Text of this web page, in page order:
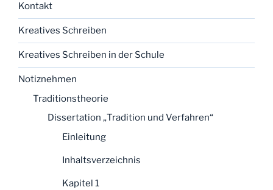
Kontakt
Kreatives Schreiben
Kreatives Schreiben in der Schule
Notiznehmen
Traditionstheorie
Dissertation „Tradition und Verfahren“
Einleitung
Inhaltsverzeichnis
Kapitel 1